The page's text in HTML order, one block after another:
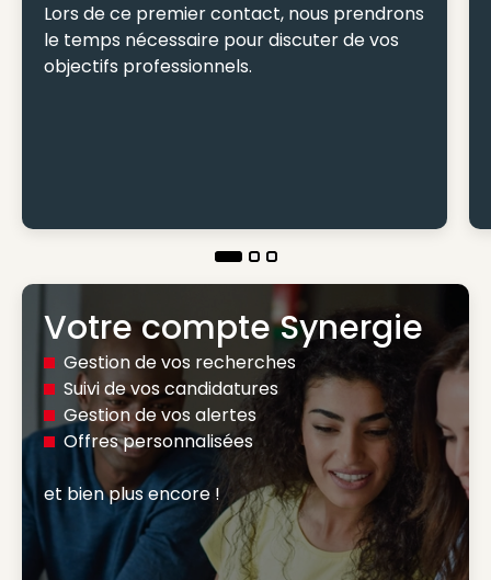
Lors de ce premier contact, nous prendrons
le temps nécessaire pour discuter de vos
objectifs professionnels.
Votre compte Synergie
Gestion de vos recherches
Suivi de vos candidatures
Gestion de vos alertes
Offres personnalisées
et bien plus encore !